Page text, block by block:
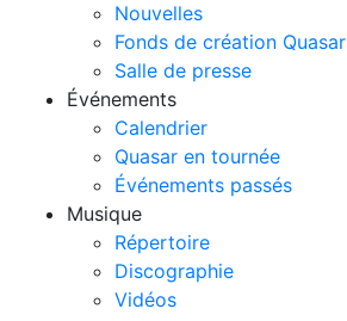
Nouvelles
Fonds de création Quasar
Salle de presse
Événements
Calendrier
Quasar en tournée
Événements passés
Musique
Répertoire
Discographie
Vidéos